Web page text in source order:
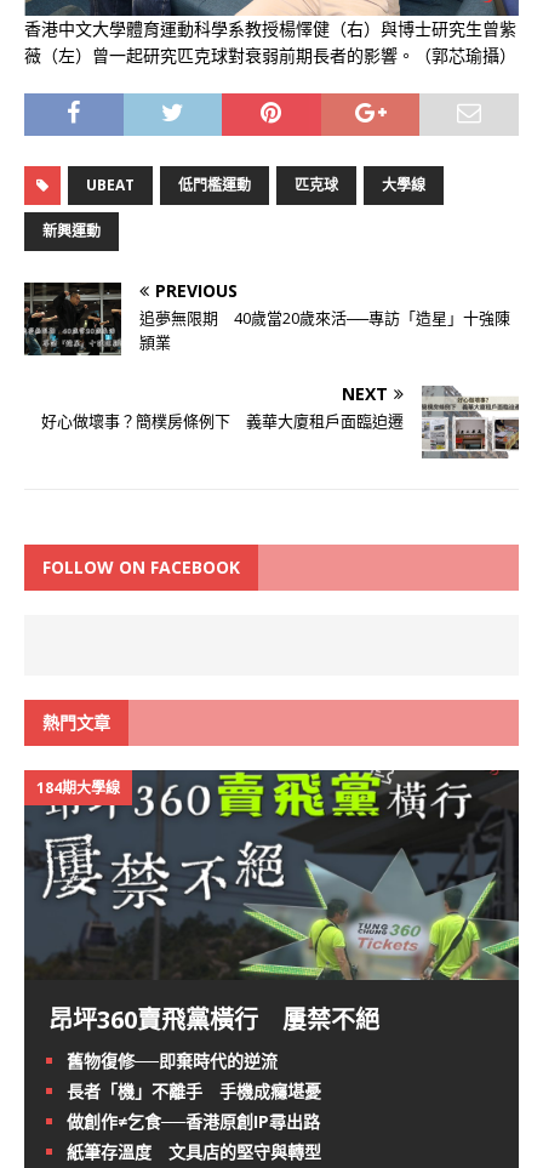
香港中文大學體育運動科學系教授楊懌健（右）與博士研究生曾紫
薇（左）曾一起研究匹克球對衰弱前期長者的影響。（郭芯瑜攝）
UBEAT 低門檻運動 匹克球 大學線
新興運動
PREVIOUS
追夢無限期 40歲當20歲來活──專訪「造星」十強陳
頴業
NEXT
好心做壞事？簡樸房條例下 義華大廈租戶面臨迫遷
FOLLOW ON FACEBOOK
熱門文章
184期大學線
昂坪360賣飛黨橫行 屢禁不絕
舊物復修──即棄時代的逆流
長者「機」不離手 手機成癮堪憂
做創作≠乞食──香港原創IP尋出路
紙筆存溫度 文具店的堅守與轉型